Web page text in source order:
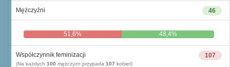
46
Mężczyźni
51,6% 48,4%
107
Współczynnik feminizacji
(Na każdych 100 mężczyzn przypada 107 kobiet)